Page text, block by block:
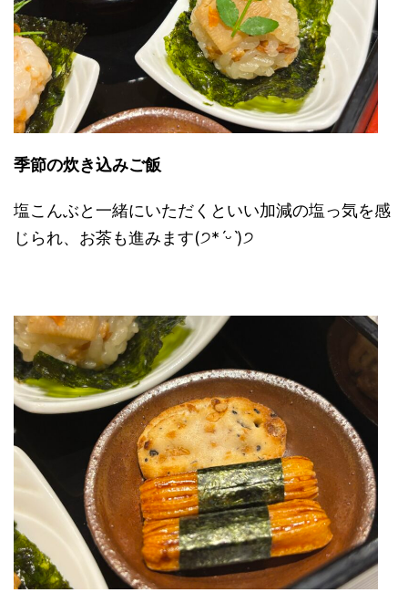
季節の炊き込みご飯
塩こんぶと一緒にいただくといい加減の塩っ気を感
じられ、お茶も進みます(੭*ˊᵕˋ)੭